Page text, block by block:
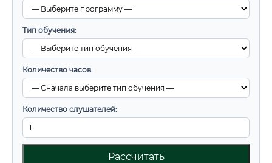
Тип обучения:
Количество часов:
Количество слушателей:
Рассчитать